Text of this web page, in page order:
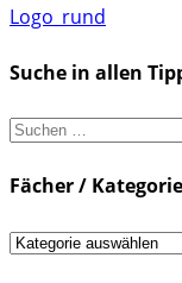
Logo_rund
Suche in allen
Suchen
Fächer /
Fächer